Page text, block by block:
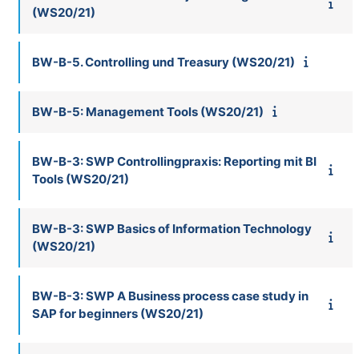
(WS20/21)
BW-B-5. Controlling und Treasury (WS20/21)
BW-B-5: Management Tools (WS20/21)
BW-B-3: SWP Controllingpraxis: Reporting mit BI
Tools (WS20/21)
BW-B-3: SWP Basics of Information Technology
(WS20/21)
BW-B-3: SWP A Business process case study in
SAP for beginners (WS20/21)